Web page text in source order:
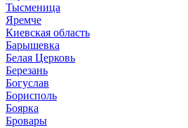
Тысменица
Яремче
Киевская область
Барышевка
Белая Церковь
Березань
Богуслав
Борисполь
Боярка
Бровары